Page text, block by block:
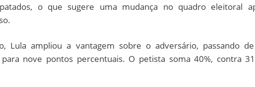
o que sugere uma mudança no quadro eleitoral
Lula ampliou a vantagem sobre o adversário, passando
nove pontos percentuais. O petista soma 40%, contra